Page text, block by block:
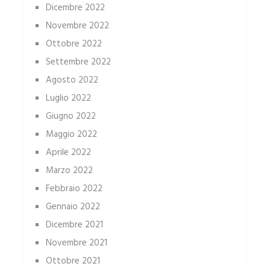
Dicembre 2022
Novembre 2022
Ottobre 2022
Settembre 2022
Agosto 2022
Luglio 2022
Giugno 2022
Maggio 2022
Aprile 2022
Marzo 2022
Febbraio 2022
Gennaio 2022
Dicembre 2021
Novembre 2021
Ottobre 2021